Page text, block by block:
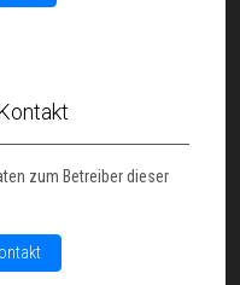
zum Betreiber dieser